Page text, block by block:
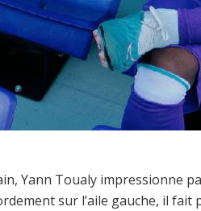
Yann Toualy impressionne
sur l’aile gauche, il